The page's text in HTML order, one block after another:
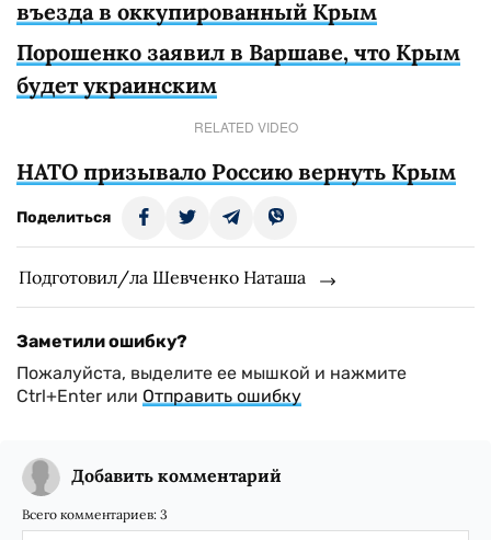
въезда в оккупированный Крым
Порошенко заявил в Варшаве, что Крым
будет украинским
RELATED VIDEO
НАТО призывало Россию вернуть Крым
Поделиться
Подготовил/ла Шевченко Наташа
Заметили ошибку?
Пожалуйста, выделите ее мышкой и нажмите
Ctrl+Enter или Отправить ошибку
Добавить комментарий
Всего комментариев: 3